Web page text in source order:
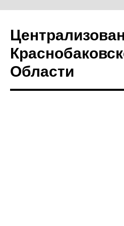
Области